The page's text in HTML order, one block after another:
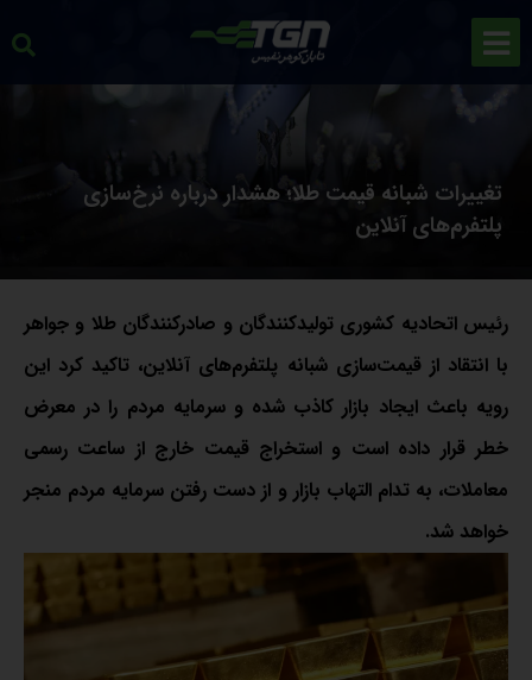
تغییرات شبانه قیمت طلا؛ هشدار درباره نرخ‌سازی
پلتفرم‌های آنلاین
رئیس اتحادیه کشوری تولیدکنندگان و صادرکنندگان طلا و جواهر
با انتقاد از قیمت‌سازی شبانه پلتفرم‌های آنلاین، تاکید کرد این
رویه باعث ایجاد بازار کاذب شده و سرمایه مردم را در معرض
خطر قرار داده است و استخراج قیمت خارج از ساعت رسمی
معاملات، به تدام التهاب بازار و از دست رفتن سرمایه مردم منجر
خواهد شد.